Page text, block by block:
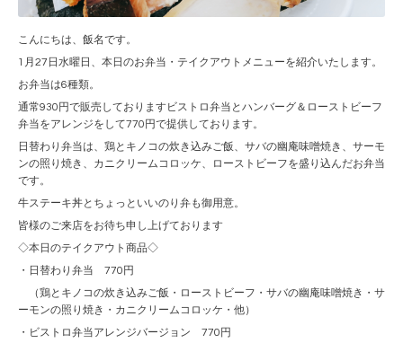
こんにちは、飯名です。
1月27日水曜日、本日のお弁当・テイクアウトメニューを紹介いたします。
お弁当は6種類。
通常930円で販売しておりますビストロ弁当とハンバーグ＆ローストビーフ
弁当をアレンジをして770円で提供しております。
日替わり弁当は、鶏とキノコの炊き込みご飯、サバの幽庵味噌焼き、サーモ
ンの照り焼き、カニクリームコロッケ、ローストビーフを盛り込んだお弁当
です。
牛ステーキ丼とちょっといいのり弁も御用意。
皆様のご来店をお待ち申し上げております
◇本日のテイクアウト商品◇
・日替わり弁当 770円
（鶏とキノコの炊き込みご飯・ローストビーフ・サバの幽庵味噌焼き・サ
ーモンの照り焼き・カニクリームコロッケ・他）
・ビストロ弁当アレンジバージョン 770円